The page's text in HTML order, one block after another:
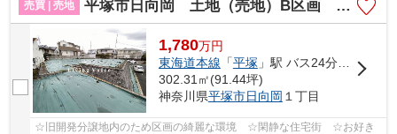
売買 | 売地
平塚市日向岡 土地（売地）B区画 全2区画
1,780万円
東海道本線 「平塚 」駅 バス24分 「湘南日向岡」 停歩3分
302.31㎡(91.44坪)
神奈川県平塚市日向岡 １丁目
☆旧開発分譲地内のため区画の綺麗な環境 ☆閑静な住宅街 ☆お好き